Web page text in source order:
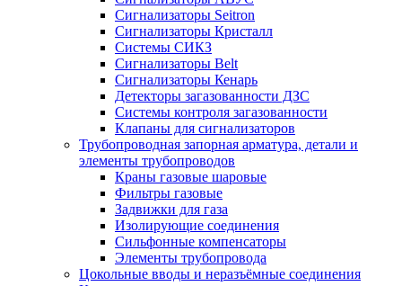
Сигнализаторы Seitron
Сигнализаторы Кристалл
Системы СИКЗ
Сигнализаторы Belt
Сигнализаторы Кенарь
Детекторы загазованности ДЗС
Системы контроля загазованности
Клапаны для сигнализаторов
Трубопроводная запорная арматура, детали и
элементы трубопроводов
Краны газовые шаровые
Фильтры газовые
Задвижки для газа
Изолирующие соединения
Сильфонные компенсаторы
Элементы трубопровода
Цокольные вводы и неразъёмные соединения